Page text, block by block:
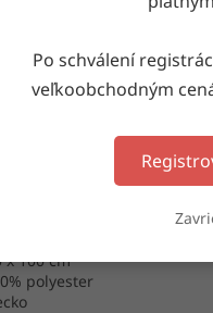
Po schválení
veľkoobchodným
772
(6 ks)
x 100 cm
polyester